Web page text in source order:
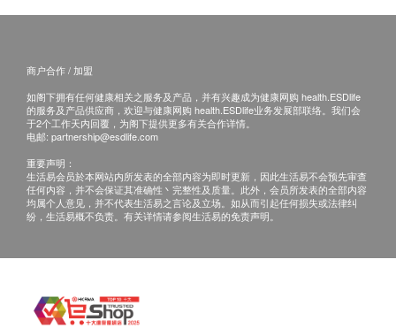
盐麴电邮: info@babybasic.com.hk
查询热线: 35636236
商户合作 / 加盟
如阁下拥有任何健康相关之服务及产品，并有兴趣成为健康网购 health.ESDlife
的服务及产品供应商，欢迎与健康网购 health.ESDlife业务发展部联络。我们会
于2个工作天内回覆，为阁下提供更多有关合作详情。
电邮: partnership@esdlife.com
重要声明：
生活易会员於本网站内所发表的全部内容为即时更新，因此生活易不会预先审查
任何内容，并不会保证其准确性丶完整性及质量。此外，会员所发表的全部内容
均属个人意见，并不代表生活易之言论及立场。如从而引起任何损失或法律纠
纷，生活易概不负责。有关详情请参阅生活易的免责声明。